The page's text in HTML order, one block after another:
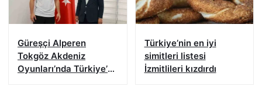
Güreşçi Alperen
Tokgöz Akdeniz
Oyunları’nda Türkiye’yi
Türkiye’nin en iyi
simitleri listesi
İzmitlileri kızdırdı